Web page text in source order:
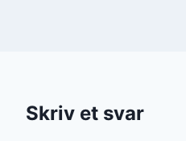
Skriv et svar